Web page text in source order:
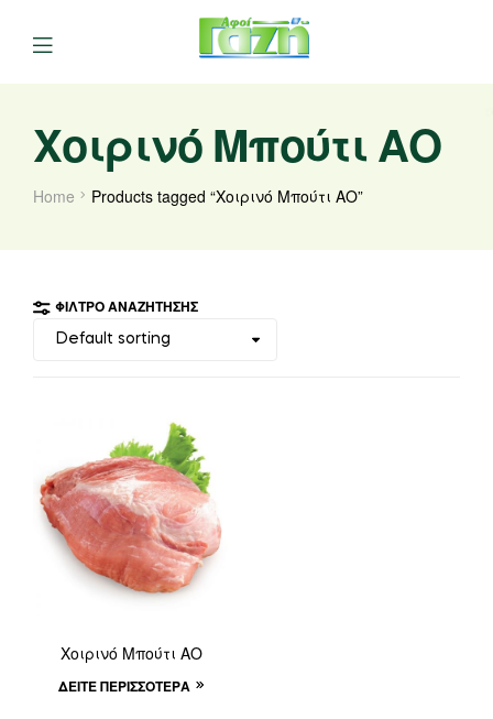
Χοιρινό Μπούτι ΑΟ
Home Products tagged “Χοιρινό Μπούτι ΑΟ”
ΦΊΛΤΡΟ ΑΝΑΖΉΤΗΣΗΣ
Χοιρινό Μπούτι ΑΟ
ΔΕΊΤΕ ΠΕΡΙΣΣΌΤΕΡΑ